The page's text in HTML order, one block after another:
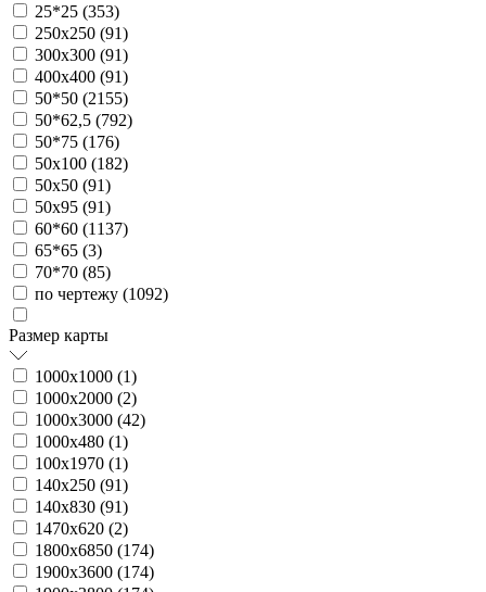
25*25 (353)
250х250 (91)
300х300 (91)
400х400 (91)
50*50 (2155)
50*62,5 (792)
50*75 (176)
50х100 (182)
50х50 (91)
50х95 (91)
60*60 (1137)
65*65 (3)
70*70 (85)
по чертежу (1092)
Размер карты
1000х1000 (1)
1000х2000 (2)
1000х3000 (42)
1000х480 (1)
100х1970 (1)
140х250 (91)
140х830 (91)
1470х620 (2)
1800х6850 (174)
1900х3600 (174)